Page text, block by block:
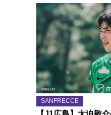
SANFRECCE